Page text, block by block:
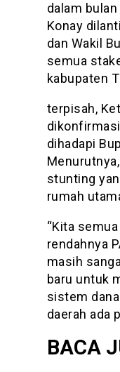
dalam
Konay
dan Wakil
semua
kabupaten
terpisah,
dihadapi
stunting
rumah
“Kita
rendahnya
masih
baru untuk
sistem
daerah ada
BACA